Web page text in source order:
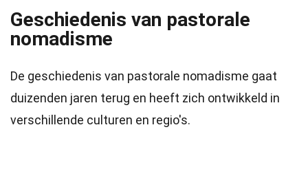
Geschiedenis van pastorale
nomadisme
De geschiedenis van pastorale nomadisme gaat
duizenden jaren terug en heeft zich ontwikkeld in
verschillende culturen en regio's.